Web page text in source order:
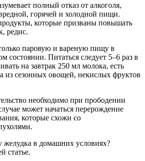
полный отказ от алкоголя,
горячей и холодной пищи.
которые призваны повышать
редис.
паровую и вареную пищу в
состоянии. Питаться следует 5–6 раз в
на завтрак 250 мл молока, есть
из сезонных овощей, некислых фруктов
необходимо при прободении
может начаться перерождение
которые схожи со
желудка в домашних условиях?
статье.